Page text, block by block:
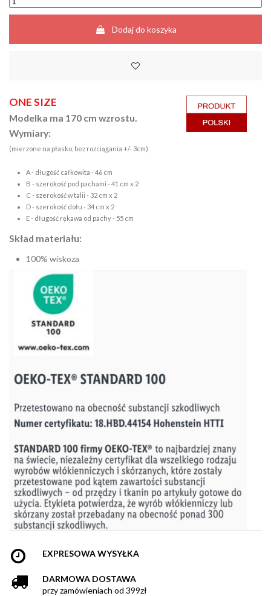
Dodaj do koszyka
ONE SIZE
Modelka ma 170 cm wzrostu.
Wymiary:
(mierzone na płasko, bez rozciągania +/- 3cm)
A - długość całkowita - 46 cm
B - szerokość pod pachami - 41 cm x 2
C - szerokość w talii - 32 cm x 2
D - szerokość dołu - 34 cm x 2
E - długość rękawa od pachy - 55 cm
Skład materiału:
100% wiskoza
EXPRESOWA WYSYŁKA
DARMOWA DOSTAWA
przy zamówieniach od 399zł